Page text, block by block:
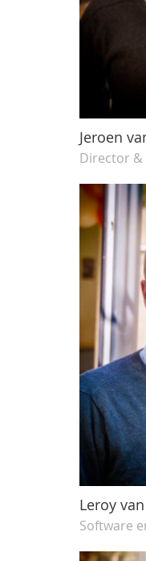
Jeroen
Director
Leroy
Software